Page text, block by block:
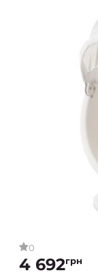
0
4 692грн